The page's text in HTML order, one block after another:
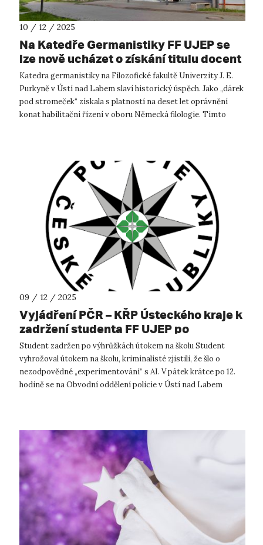
10 / 12 / 2025
Na Katedře Germanistiky FF UJEP se
lze nově ucházet o získání titulu docent
v oboru německé filologie
Katedra germanistiky na Filozofické fakultě Univerzity J. E.
Purkyně v Ústí nad Labem slaví historický úspěch. Jako „dárek
pod stromeček“ získala s platností na deset let oprávnění
konat habilitační řízení v oboru Německá filologie. Tímto
09 / 12 / 2025
Vyjádření PČR – KŘP Ústeckého kraje k
zadržení studenta FF UJEP po
výhružkách útoku na školu
Student zadržen po výhrůžkách útokem na školu Student
vyhrožoval útokem na školu, kriminalisté zjistili, že šlo o
nezodpovědné „experimentování“ s AI. V pátek krátce po 12.
hodině se na Obvodní oddělení policie v Ústí nad Labem